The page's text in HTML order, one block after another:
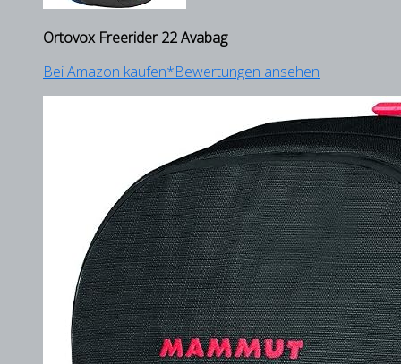
Ortovox Freerider 22 Avabag
Bei Amazon kaufen*Bewertungen ansehen